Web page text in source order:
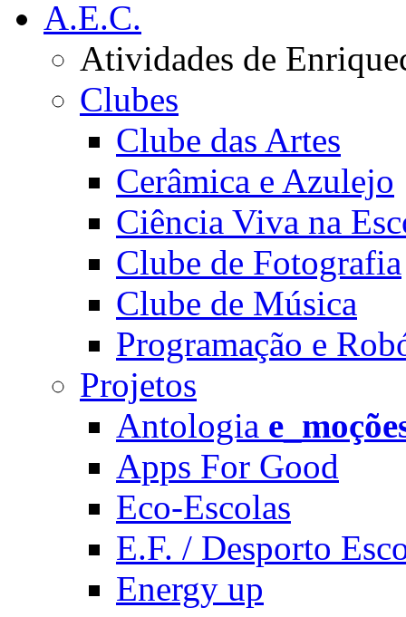
A.E.C.
Atividades de
Clubes
Clube das Artes
Cerâmica e Azulejo
Ciência Viva na
Clube de Fotografia
Clube de Música
Programação e
Projetos
Antologia
Apps For Good
Eco-Escolas
E.F. / Desporto
Energy up